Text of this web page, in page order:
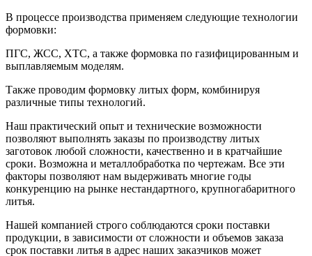
В процессе производства применяем следующие технологии
формовки:
ПГС, ЖСС, ХТС, а также формовка по газифицированным и
выплавляемым моделям.
Также проводим формовку литых форм, комбинируя
различные типы технологий.
Наш практический опыт и технические возможности
позволяют выполнять заказы по производству литых
заготовок любой сложности, качественно и в кратчайшие
сроки. Возможна и металлобработка по чертежам. Все эти
факторы позволяют нам выдерживать многие годы
конкуренцию на рынке нестандартного, крупногабаритного
литья.
Нашей компанией строго соблюдаются сроки поставки
продукции, в зависимости от сложности и объемов заказа
срок поставки литья в адрес наших заказчиков может